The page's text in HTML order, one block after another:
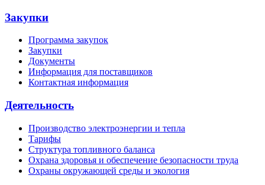
Закупки
Программа закупок
Закупки
Документы
Информация для поставщиков
Контактная информация
Деятельность
Производство электроэнергии и тепла
Тарифы
Структура топливного баланса
Охрана здоровья и обеспечение безопасности труда
Охраны окружающей среды и экология